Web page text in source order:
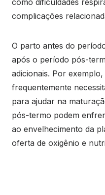
como dificuldades
complicações
O parto antes do
após o período pós-
adicionais. Por
frequentemente
para ajudar na
pós-termo podem
ao envelhecimento da
oferta de oxigênio e